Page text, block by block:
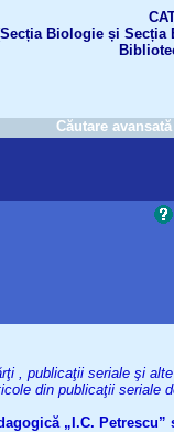
Biologie și
Căutare avansată
, publicaţii seriale şi
din publicaţii seriale
„I.C.